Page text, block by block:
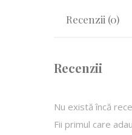
Recenzii (0)
Recenzii
Nu există încă
Fii primul care